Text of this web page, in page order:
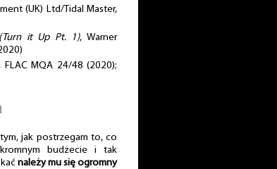
(UK) Ltd/Tidal Master,
it Up Pt. 1), Warner
FLAC MQA 24/48 (2020);
jak postrzegam to, co
budżecie i tak
należy mu się ogromny